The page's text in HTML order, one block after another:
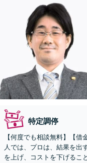
特定調停
【何度でも相談無料】【借
人では、プロは、結果を出
を上げ、コストを下げるこ